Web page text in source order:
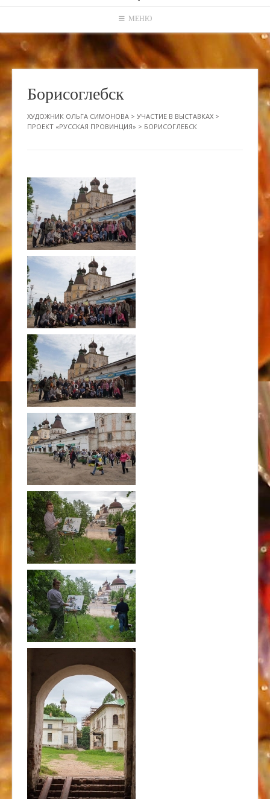
МЕНЮ
Борисоглебск
ХУДОЖНИК ОЛЬГА СИМОНОВА > УЧАСТИЕ В ВЫСТАВКАХ >
ПРОЕКТ «РУССКАЯ ПРОВИНЦИЯ» > БОРИСОГЛЕБСК